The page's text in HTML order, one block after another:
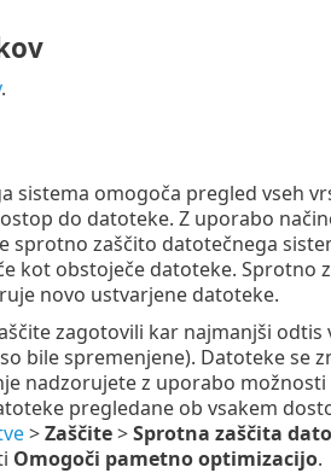
.
sistema omogoča pregled vseh
do datoteke. Z uporabo
sprotno zaščito datotečnega
kot obstoječe datoteke.
novo ustvarjene datoteke.
zagotovili kar najmanjši
bile spremenjene). Datoteke
nadzorujete z uporabo možnosti
pregledane ob vsakem
>Zaščite>Sprotna zaščita
Omogoči pametno optimizacijo.